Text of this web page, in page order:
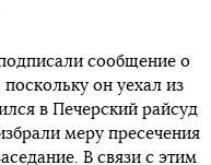
сообщение о
он уехал из
в Печерский райсуд
меру пресечения
В связи с этим